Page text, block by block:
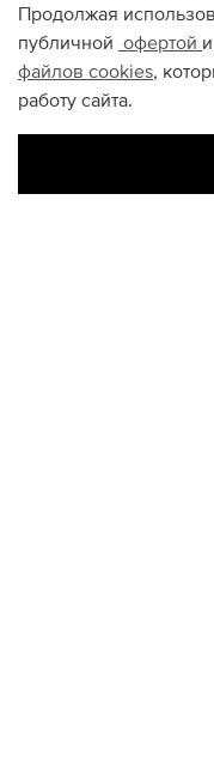
Продолжая
публичной офертой
файлов cookies,
работу сайта.